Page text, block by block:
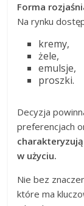
Forma
Na rynku
kremy,
żele,
emulsje,
proszki.
Decyzja
preferencjach
w użyciu.
Nie bez
które ma